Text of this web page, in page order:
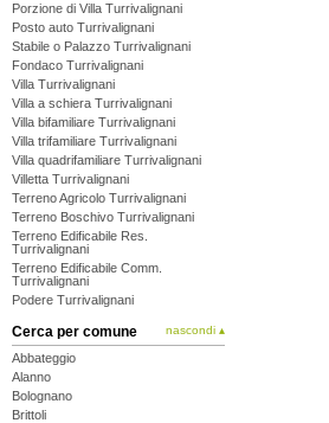
Porzione di Villa Turrivalignani
Posto auto Turrivalignani
Stabile o Palazzo Turrivalignani
Fondaco Turrivalignani
Villa Turrivalignani
Villa a schiera Turrivalignani
Villa bifamiliare Turrivalignani
Villa trifamiliare Turrivalignani
Villa quadrifamiliare Turrivalignani
Villetta Turrivalignani
Terreno Agricolo Turrivalignani
Terreno Boschivo Turrivalignani
Terreno Edificabile Res.
Turrivalignani
Terreno Edificabile Comm.
Turrivalignani
Podere Turrivalignani
Cerca per comune nascondi ▴
Abbateggio
Alanno
Bolognano
Brittoli